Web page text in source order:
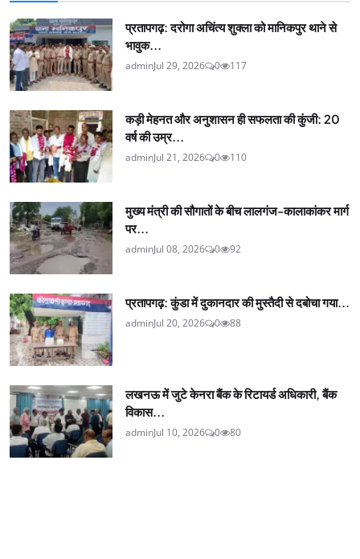
प्रतापगढ़: दरोगा अचिंत्य शुक्ला को मानिकपुर थाने से
भावुक...
adminJul 29, 2026 0 117
कड़ी मेहनत और अनुशासन ही सफलता की कुंजी: 20
वर्ष की उम्र...
adminJul 21, 2026 0 110
मुख्य मंत्री की सौगातों के बीच लालगंज-कालाकांकर मार्ग
पर...
adminJul 08, 2026 0 92
प्रतापगढ़: कुंडा में दुकानदार की मुस्तैदी से दबोचा गया...
adminJul 20, 2026 0 88
लखनऊ में जुटे केनरा बैंक के रिटायर्ड अधिकारी, बैंक
विकास...
adminJul 10, 2026 0 80